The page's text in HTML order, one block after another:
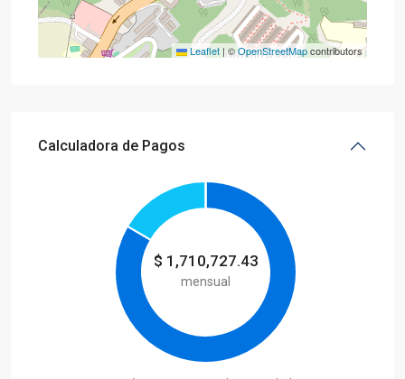
Leaflet |©OpenStreetMapcontributors
Calculadora de Pagos
$ 1,710,727.43
mensual